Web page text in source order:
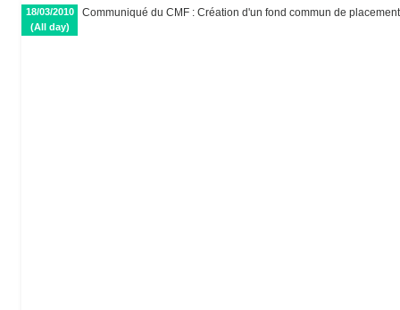
18/03/2010
(All day)
Communiqué du CMF : Création d'un fond commun de placement